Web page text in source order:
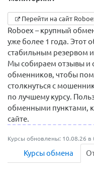
Перейти на сайт
Roboex – крупный
уже более 1 года. Этот
стабильным резервом
Мы собираем отзывы и
обменников, чтобы
столкнуться с
по лучшему курсу.
обменными пунктами,
сайте.
Курсы обновлены: 10.08.26 в
Курсы обмена